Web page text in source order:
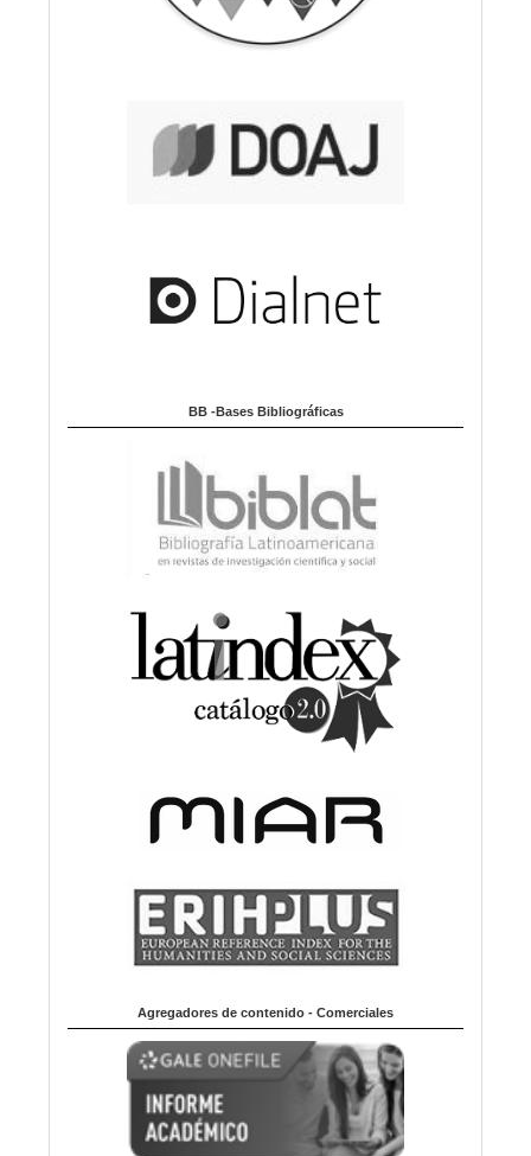
BB -Bases Bibliográficas
Agregadores de contenido - Comerciales